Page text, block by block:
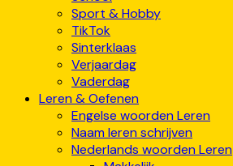
Sport & Hobby
TikTok
Sinterklaas
Verjaardag
Vaderdag
Leren & Oefenen
Engelse woorden Leren
Naam leren schrijven
Nederlands woorden Leren